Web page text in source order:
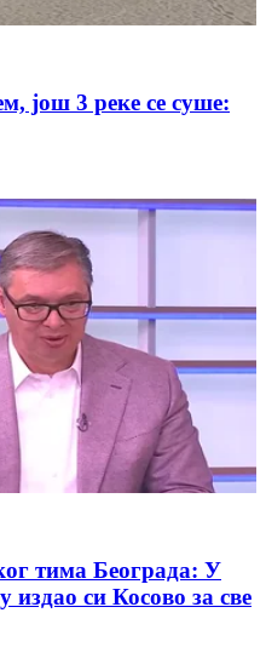
још 3 реке се суше:
тима Београда: У
издао си Косово за све